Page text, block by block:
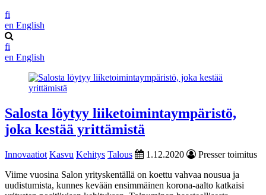
fi
en English
fi
en English
Salosta löytyy liiketoimintaympäristö,
joka kestää yrittämistä
Innovaatiot Kasvu Kehitys Talous 1.12.2020
Presser toimitus
Viime vuosina Salon yrityskentällä on koettu vahvaa nousua ja
uudistumista, kunnes kevään ensimmäinen korona-aalto katkaisi